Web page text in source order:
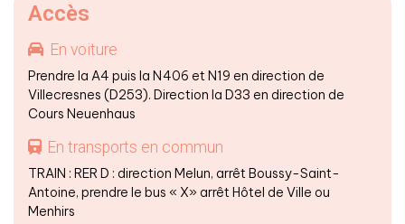
Accès
En voiture
Prendre la A4 puis la N406 et N19 en direction de
Villecresnes (D253). Direction la D33 en direction de
Cours Neuenhaus
En transports en commun
TRAIN : RER D : direction Melun, arrêt Boussy-Saint-
Antoine, prendre le bus « X» arrêt Hôtel de Ville ou
Menhirs